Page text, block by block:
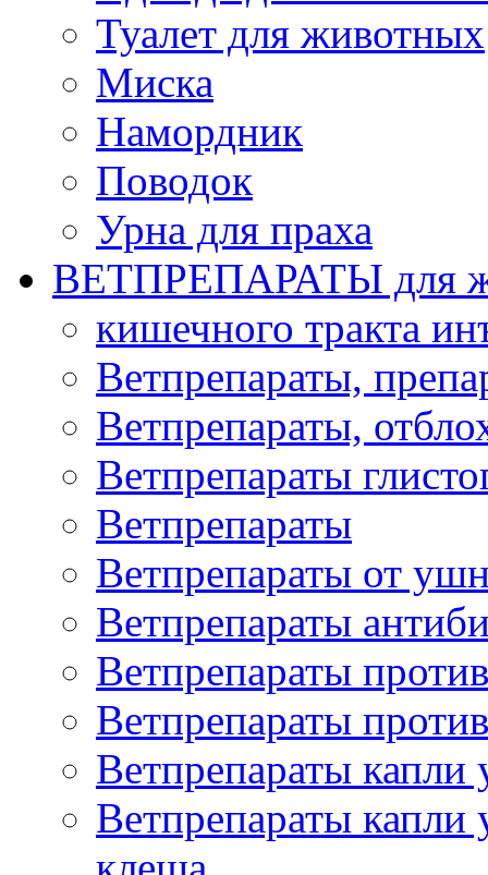
Туалет для животных
Миска
Намордник
Поводок
Урна для праха
ВЕТПРЕПАРАТЫ для
кишечного тракта
Ветпрепараты,
Ветпрепараты,
Ветпрепараты
Ветпрепараты
Ветпрепараты от
Ветпрепараты
Ветпрепараты
Ветпрепараты
Ветпрепараты
Ветпрепараты